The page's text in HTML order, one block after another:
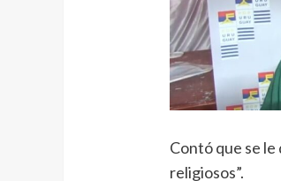
Contó que se
religiosos”.